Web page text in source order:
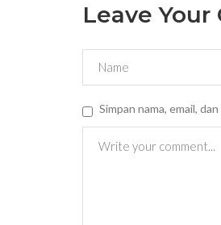
Leave
Simpan nama, email,